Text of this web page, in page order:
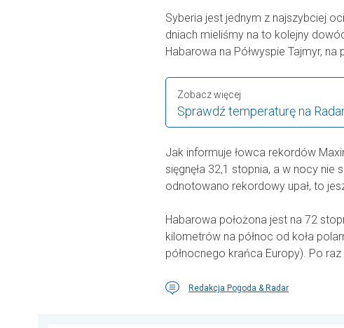
Syberia jest jednym z najszybciej
dniach mieliśmy na to kolejny
Habarowa na Półwyspie Tajmyr, na
Sprawdź temperaturę na
Zobacz więcej
Jak informuje łowca rekordów
sięgnęła 32,1 stopnia, a w nocy nie
odnotowano rekordowy upał, to
Habarowa położona jest na 72
kilometrów na północ od koła
północnego krańca Europy). Po raz
Redakcja Pogoda & Radar